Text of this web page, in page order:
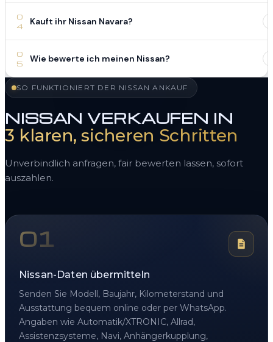
0
4
Kauft ihr Nissan Navara?
0
5
Wie bewerte ich meinen Nissan?
SO FUNKTIONIERT DER NISSAN ANKAUF
NISSAN VERKAUFEN IN
3 klaren, sicheren Schritten
Unverbindlich anfragen, fair bewerten lassen, sofort
auszahlen.
01
Nissan-Daten übermitteln
Senden Sie Modell, Baujahr, Kilometerstand und
Ausstattung bequem online oder per WhatsApp.
Angaben wie Automatik/XTRONIC, Allrad,
Assistenzsysteme, Navi, Anhängerkupplung,